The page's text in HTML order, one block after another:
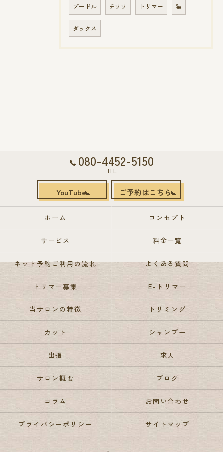
プードル チワワ トリマー 猫
ダックス
080-4452-5150
TEL
YouTube ご予約はこちら
ホーム コンセプト
サービス 料金一覧
ネット予約ご利用の流れ よくある質問
トリマー募集 E-トリマー
当サロンの特徴 トリミング
カット シャンプー
出張 求人
サロン概要 ブログ
コラム お問い合わせ
プライバシーポリシー サイトマップ